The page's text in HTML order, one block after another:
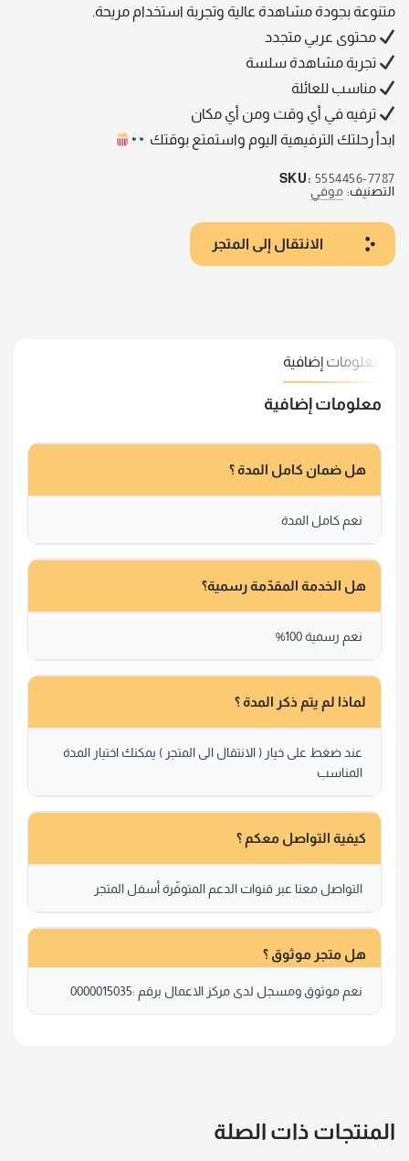
متنوعة بجودة مشاهدة عالية وتجربة استخدام مريحة.
محتوى عربي متجدد
تجربة مشاهدة سلسة
مناسب للعائلة
ترفيه في أي وقت ومن أي مكان
ابدأ رحلتك الترفيهية اليوم واستمتع بوقتك
SKU: 5554456-7787
التصنيف: موفي
الانتقال إلى المتجر
معلومات إضافية
معلومات إضافية
هل ضمان كامل المدة ؟
نعم كامل المدة
هل الخدمة المقدّمة رسمية؟
نعم رسمية 100%
لماذا لم يتم ذكر المدة ؟
عند ضغط على خيار ( الانتقال الى المتجر ) يمكنك اختيار المدة
المناسب
كيفية التواصل معكم ؟
التواصل معنا عبر قنوات الدعم المتوفّرة أسفل المتجر
هل متجر موثوق ؟
نعم موثوق ومسجل لدى مركز الاعمال برقم :0000015035
المنتجات ذات الصلة